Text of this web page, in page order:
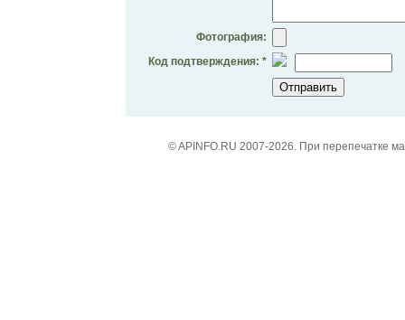
Фотография:
Код подтверждения: *
© APINFO.RU 2007-2026. При перепечатке